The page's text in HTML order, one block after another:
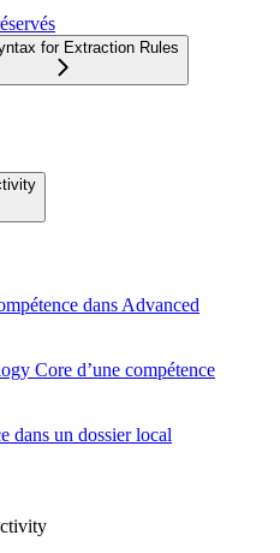
for Extraction Rules
dans Advanced
Core d’une compétence
dans un dossier local